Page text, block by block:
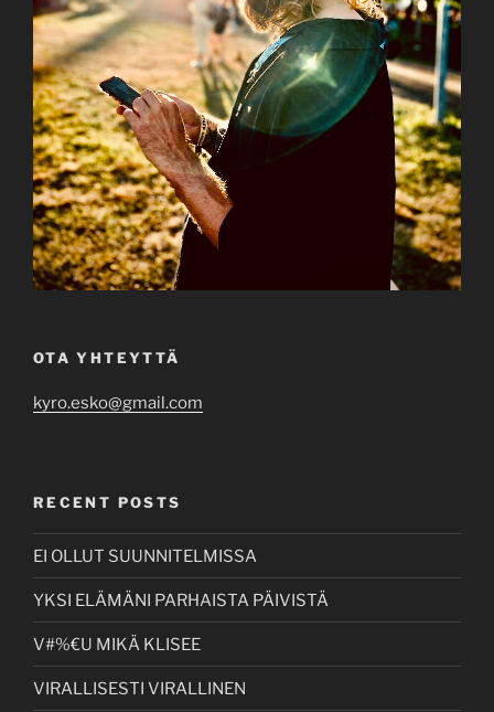
OTA YHTEYTTÄ
kyro.esko@gmail.com
RECENT POSTS
EI OLLUT SUUNNITELMISSA
YKSI ELÄMÄNI PARHAISTA PÄIVISTÄ
V#%€U MIKÄ KLISEE
VIRALLISESTI VIRALLINEN